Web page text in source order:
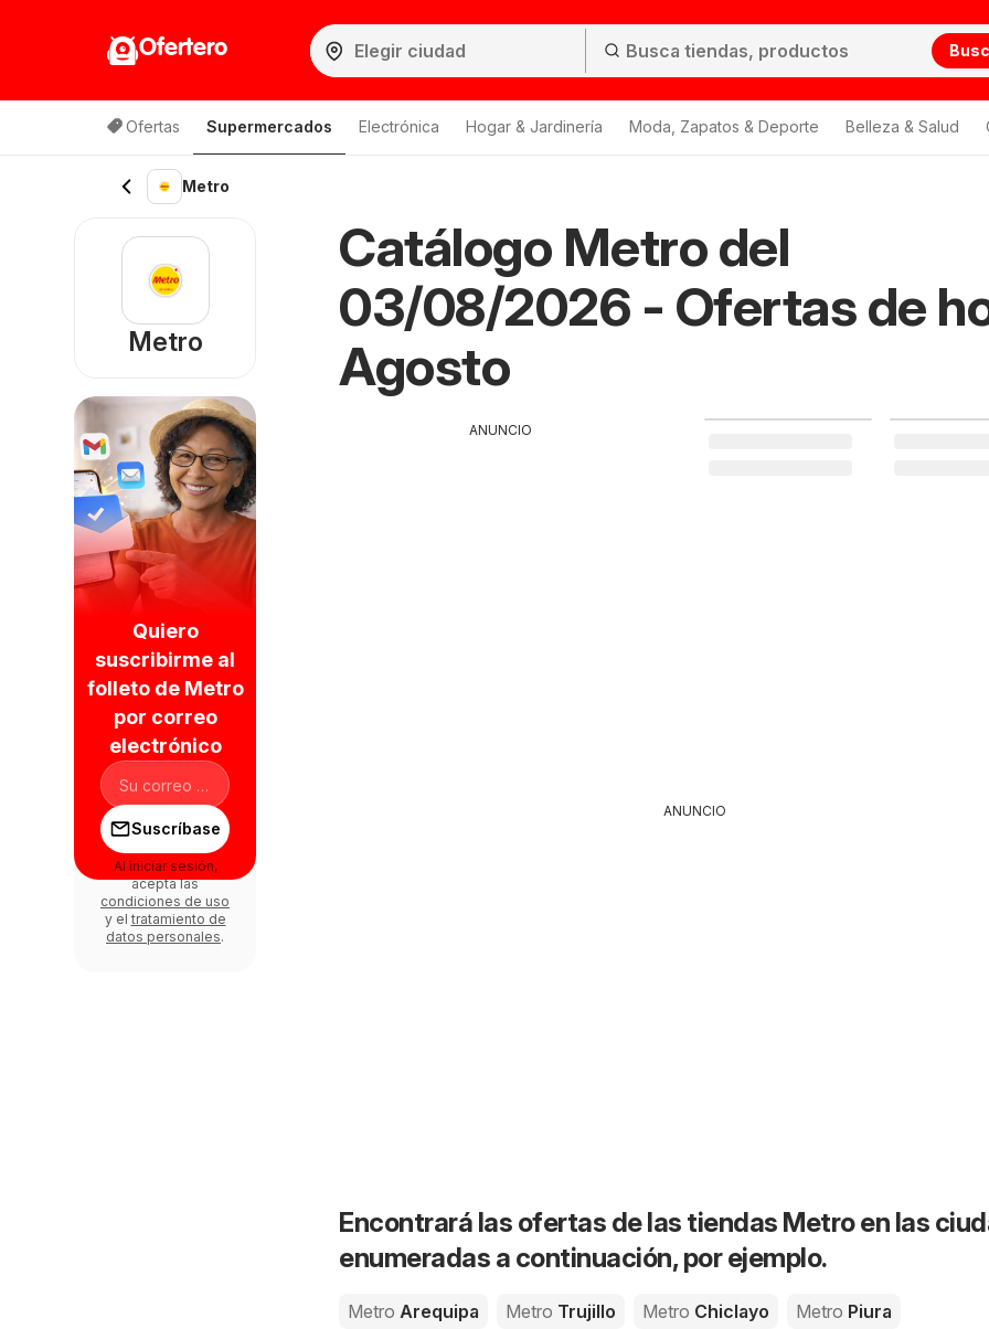
Ofertero
Ofertas Supermercados Electrónica Hogar & Jardinería Moda, Zapatos & Deporte Belleza & Salud
Metro
Catálogo Metro del
03/08/2026 - Ofertas de
Agosto
ANUNCIO
ANUNCIO
Encontrará las ofertas de las tiendas Metro en las
enumeradas a continuación, por ejemplo.
Metro Arequipa Metro Trujillo Metro Chiclayo Metro Piura
Metro
Quiero
suscribirme al
folleto de Metro
por correo
electrónico
Suscríbase
Al iniciar sesión,
acepta las
condiciones de uso
y el tratamiento de
datos personales.